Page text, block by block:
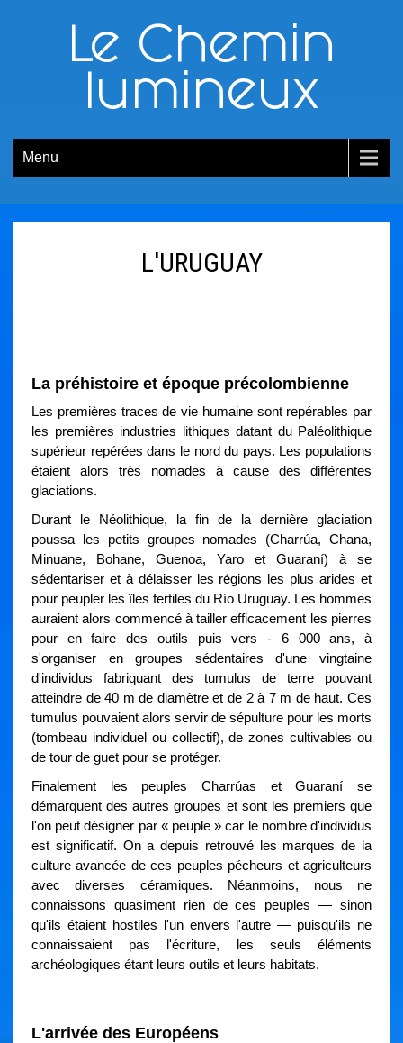
Le Chemin
lumineux
Menu
L'URUGUAY
La préhistoire et époque précolombienne
Les premières traces de vie humaine sont repérables par
les premières industries lithiques datant du Paléolithique
supérieur repérées dans le nord du pays. Les populations
étaient alors très nomades à cause des différentes
glaciations.
Durant le Néolithique, la fin de la dernière glaciation
poussa les petits groupes nomades (Charrúa, Chana,
Minuane, Bohane, Guenoa, Yaro et Guaraní) à se
sédentariser et à délaisser les régions les plus arides et
pour peupler les îles fertiles du Río Uruguay. Les hommes
auraient alors commencé à tailler efficacement les pierres
pour en faire des outils puis vers - 6 000 ans, à
s'organiser en groupes sédentaires d'une vingtaine
d'individus fabriquant des tumulus de terre pouvant
atteindre de 40 m de diamètre et de 2 à 7 m de haut. Ces
tumulus pouvaient alors servir de sépulture pour les morts
(tombeau individuel ou collectif), de zones cultivables ou
de tour de guet pour se protéger.
Finalement les peuples Charrúas et Guaraní se
démarquent des autres groupes et sont les premiers que
l'on peut désigner par « peuple » car le nombre d'individus
est significatif. On a depuis retrouvé les marques de la
culture avancée de ces peuples pécheurs et agriculteurs
avec diverses céramiques. Néanmoins, nous ne
connaissons quasiment rien de ces peuples — sinon
qu'ils étaient hostiles l'un envers l'autre — puisqu'ils ne
connaissaient pas l'écriture, les seuls éléments
archéologiques étant leurs outils et leurs habitats.
L'arrivée des Européens